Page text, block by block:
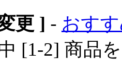
更 ] - おす
[1-2] 商品